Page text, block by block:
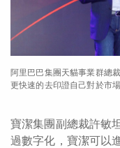
阿里巴巴集團天貓事業群總
更快速的去印證自己對於市
寶潔集團副總裁許敏
過數字化，寶潔可以